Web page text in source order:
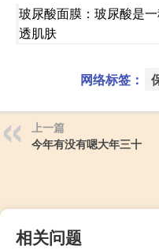
玻尿酸面膜：玻尿酸是
透肌肤
网络标签：
上一篇
今年有没有嗯大年三十
相关问题